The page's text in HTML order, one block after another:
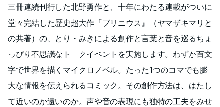
三冊連続刊行した北野勇作と、十年にわたる連載がついに
堂々完結した歴史超大作『プリニウス』（ヤマザキマリと
の共著）の、とり・みきによる創作と言葉と音を巡るちょ
っぴり不思議なトークイベントを実施します。わずか百文
字で世界を描くマイクロノベル。たった1つのコマでも膨
大な情報を伝えられるコミック。その創作方法は、はたし
て近いのか遠いのか。声や音の表現にも独特の工夫をみせ